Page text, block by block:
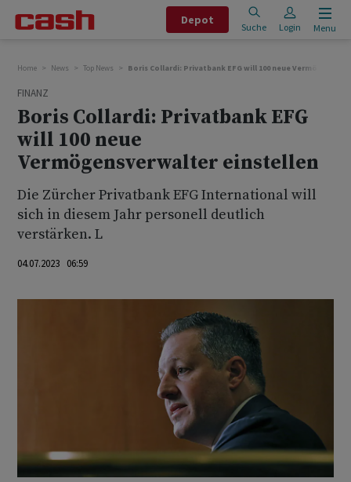
Depot
Suche Login Menu
Home News Top News Boris Collardi: Privatbank EFG will 100 neue
FINANZ
Boris Collardi: Privatbank EFG
will 100 neue
Vermögensverwalter einstellen
Die Zürcher Privatbank EFG International will
sich in diesem Jahr personell deutlich
verstärken. L
04.07.2023 06:59